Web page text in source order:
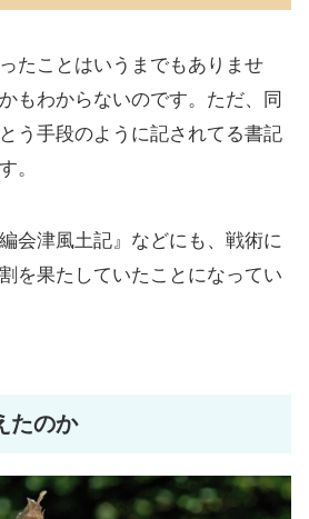
たことはいうまでもありませ
もわからないのです。ただ、同
う手段のように記されてる書記
。
会津風土記』などにも、戦術に
を果たしていたことになってい
たのか